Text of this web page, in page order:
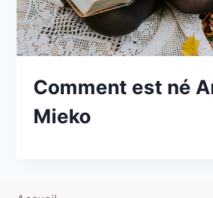
Comment est né
Mieko